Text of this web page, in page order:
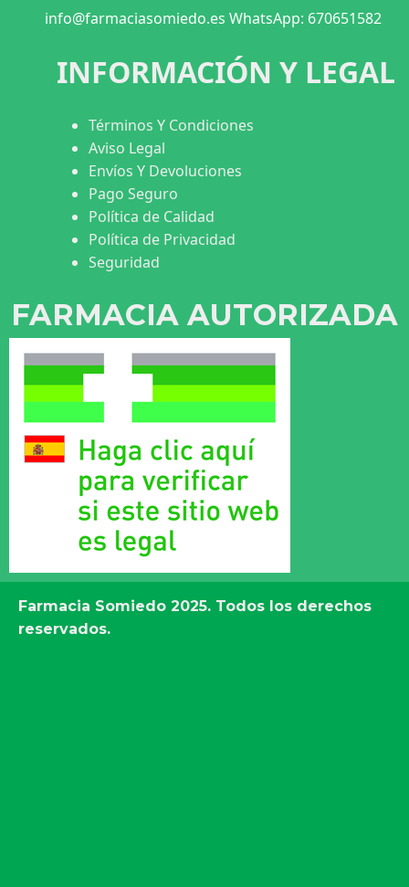
info@farmaciasomiedo.es WhatsApp: 670651582
INFORMACIÓN Y LEGAL
Términos Y Condiciones
Aviso Legal
Envíos Y Devoluciones
Pago Seguro
Política de Calidad
Política de Privacidad
Seguridad
FARMACIA AUTORIZADA
Farmacia Somiedo 2025. Todos los derechos
reservados.